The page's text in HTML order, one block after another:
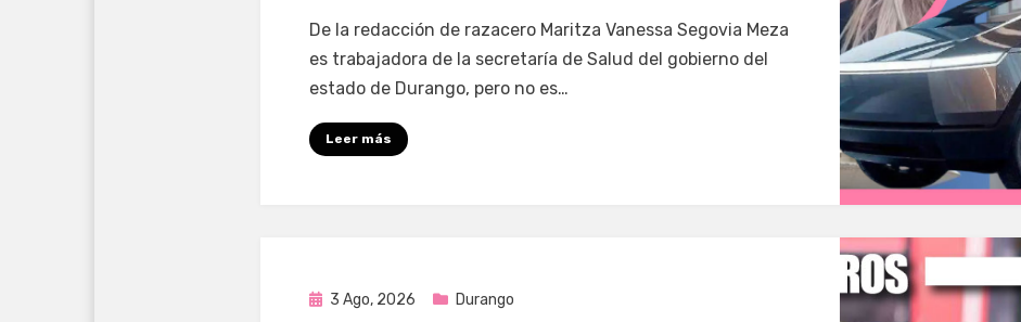
porFernando Miranda Servín
De la redacción de razacero Maritza Vanessa Segovia Meza
es trabajadora de la secretaría de Salud del gobierno del
estado de Durango, pero no es…
Leer más
Publicada
3 Ago, 2026 Durango